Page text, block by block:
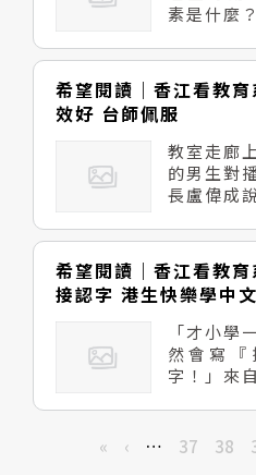
喜歡找答
們共同的
閱讀、隨
閱讀的環
秋雨教授
今澆灌。
一張最美
證，就是
間的力量
育基金會
讀，搭一
的想法時
們所做的
孩 一生
所給予的
形翅膀。 「希望閱讀
聯盟」用
宏觀的遠
過考察他
台灣推廣
困境。 3天的行程密集
效識字法
與主持人
領台灣老
學教室，
文教學、
談，甚至
後，台灣
論：「我
做？」 從香港教改看
後，領隊
習與教學
華葳馬上
什麼困難
素是什麼
心總監謝
為，「識
認字開始
大量識字
中從不求
中發掘樂
學習其他
進而擴大
與認識。 「全球閱讀
（PIRLS
教育成
舉辦一次
希望閱讀｜香江看教
效好 台師佩服
教室走廊
的男生對
長盧偉成
圖呢！」
赫然發現
是「關羽
文字沒有
實讀得津
跟校長「
經可以讀
播道書院
港大學教
小學一年
希望閱讀｜香江看教
接認字 港生快樂學中文
「才小學
然會寫『
字！」來
快瘋了！
學一年級
« ‹ … 37 38